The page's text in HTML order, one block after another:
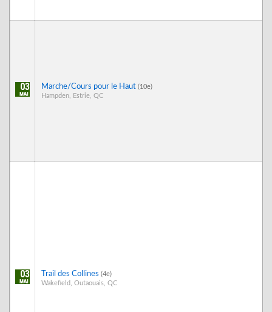
03 Marche/Cours pour le Haut (10e)
Hampden, Estrie, QC
03 Trail des Collines (4e)
Wakefield, Outaouais, QC